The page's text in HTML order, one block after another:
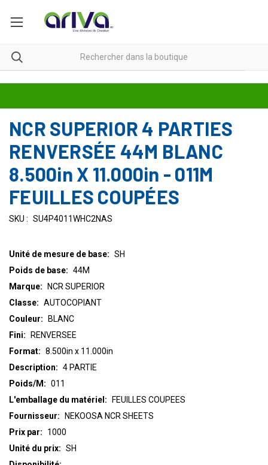
NCR SUPERIOR 4 PARTIES
RENVERSÉE 44M BLANC
8.500in X 11.000in - 011M
FEUILLES COUPÉES
SKU : SU4P4011WHC2NAS
Classe: AUTOCOPIANT
Couleur:
BLANC
Description: 4 PARTIE
Fini: RENVERSEE
Fournisseur: NEKOOSA NCR SHEETS
L'emballage du matériel: FEUILLES COUPEES
Marque: NCR SUPERIOR
Poids de base: 44M
Poids/M: 011
Unité de mesure de base: SH
Prix par:
1000
Unité du prix: SH
Format: 8.500in x 11.000in